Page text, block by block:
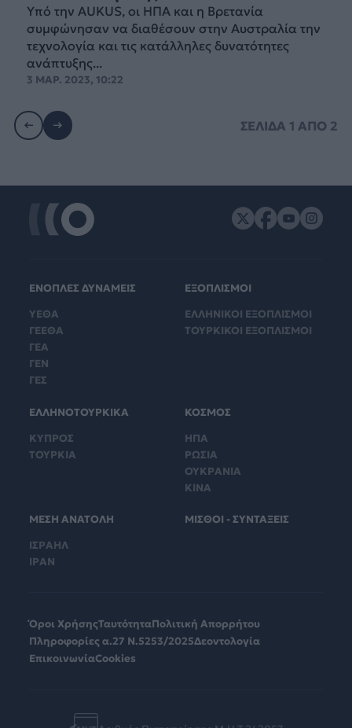
Υπό την AUKUS, οι ΗΠΑ και η Βρετανία
συμφώνησαν να διαθέσουν στην Αυστραλία την
τεχνολογία και τις κατάλληλες δυνατότητες
ανάπτυξης...
3 ΜΑΡ. 2023, 10:22
ΣΕΛΙΔΑ1 ΑΠΟ 2
ΕΝΟΠΛΕΣ ΔΥΝΑΜΕΙΣ
ΥΕΘΑ
ΓΕΕΘΑ
ΓΕΑ
ΓΕΝ
ΓΕΣ
ΕΞΟΠΛΙΣΜΟΙ
ΕΛΛΗΝΙΚΟΙ ΕΞΟΠΛΙΣΜΟΙ
ΤΟΥΡΚΙΚΟΙ ΕΞΟΠΛΙΣΜΟΙ
ΕΛΛΗΝΟΤΟΥΡΚΙΚΑ
ΚΥΠΡΟΣ
ΤΟΥΡΚΙΑ
ΚΟΣΜΟΣ
ΗΠΑ
ΡΩΣΙΑ
ΟΥΚΡΑΝΙΑ
ΚΙΝΑ
ΜΕΣΗ ΑΝΑΤΟΛΗ
ΙΣΡΑΗΛ
ΙΡΑΝ
ΜΙΣΘΟΙ - ΣΥΝΤΑΞΕΙΣ
Όροι ΧρήσηςΤαυτότηταΠολιτική Απορρήτου
Πληροφορίες α.27 Ν.5253/2025Δεοντολογία
ΕπικοινωνίαCookies